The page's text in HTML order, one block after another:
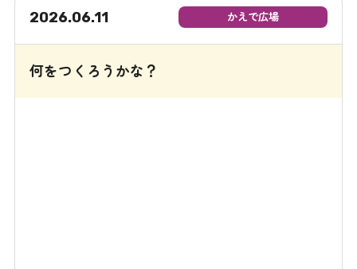
2026.06.11 かえで広場
何をつくろうかな？